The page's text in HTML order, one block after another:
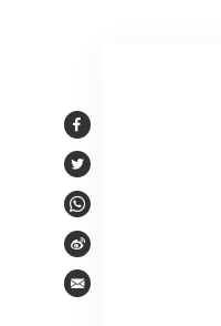
Facebook
Twitter
WhatsApp
Weibo
Email